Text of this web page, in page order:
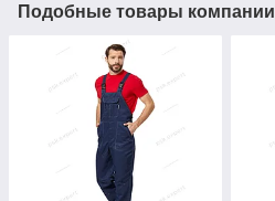
Подобные товары компании